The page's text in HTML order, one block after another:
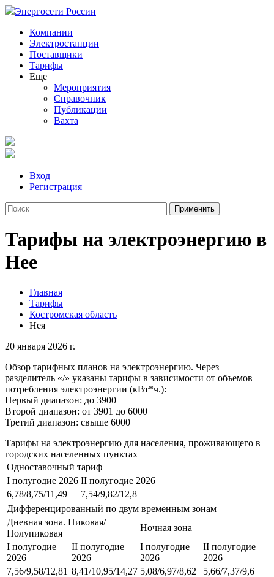
Энергосети России
Компании
Электростанции
Поставщики
Тарифы
Еще
Мероприятия
Справочник
Публикации
Вахта
Вход
Регистрация
Тарифы на электроэнергию в
Нее
Главная
Тарифы
Костромская область
Нея
20 января 2026 г.
Обзор тарифных планов на электроэнергию. Через
разделитель «/» указаны тарифы в зависимости от объемов
потребления электроэнергии (кВт*ч.):
Первый диапазон: до 3900
Второй диапазон: от 3901 до 6000
Третий диапазон: свыше 6000
Тарифы на электроэнергию для населения, проживающего в
городских населенных пунктах
Одноставочный тариф
I полугодие 2026 II полугодие 2026
6,78/8,75/11,49
7,54/9,82/12,8
Дифференцированный по двум временным зонам
Дневная зона. Пиковая/
Полупиковая
Ночная зона
I полугодие
2026
II полугодие
2026
I полугодие
2026
II полугодие
2026
7,56/9,58/12,81 8,41/10,95/14,27 5,08/6,97/8,62
5,66/7,37/9,6